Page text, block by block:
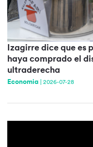
Izagirre dice que es
haya comprado el
ultraderecha
Economia 2026-07-28